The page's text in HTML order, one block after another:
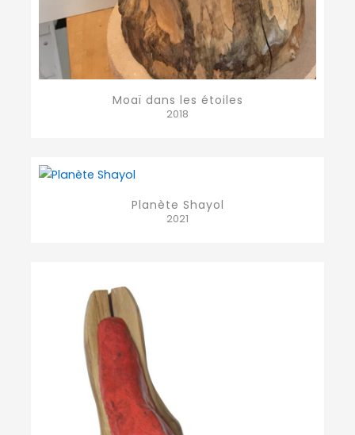
Moaï dans les étoiles
2018
Planète Shayol
2021